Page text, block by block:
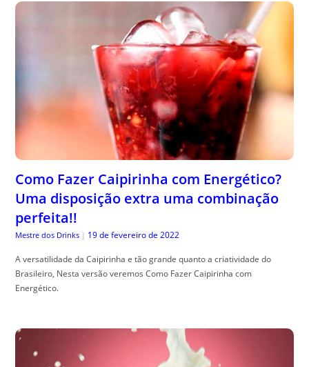
Como Fazer Caipirinha com Energético?
Uma disposição extra uma combinação
perfeita!!
Mestre dos Drinks | 19 de fevereiro de 2022
A versatilidade da Caipirinha e tão grande quanto a criatividade do
Brasileiro, Nesta versão veremos Como Fazer Caipirinha com
Energético.